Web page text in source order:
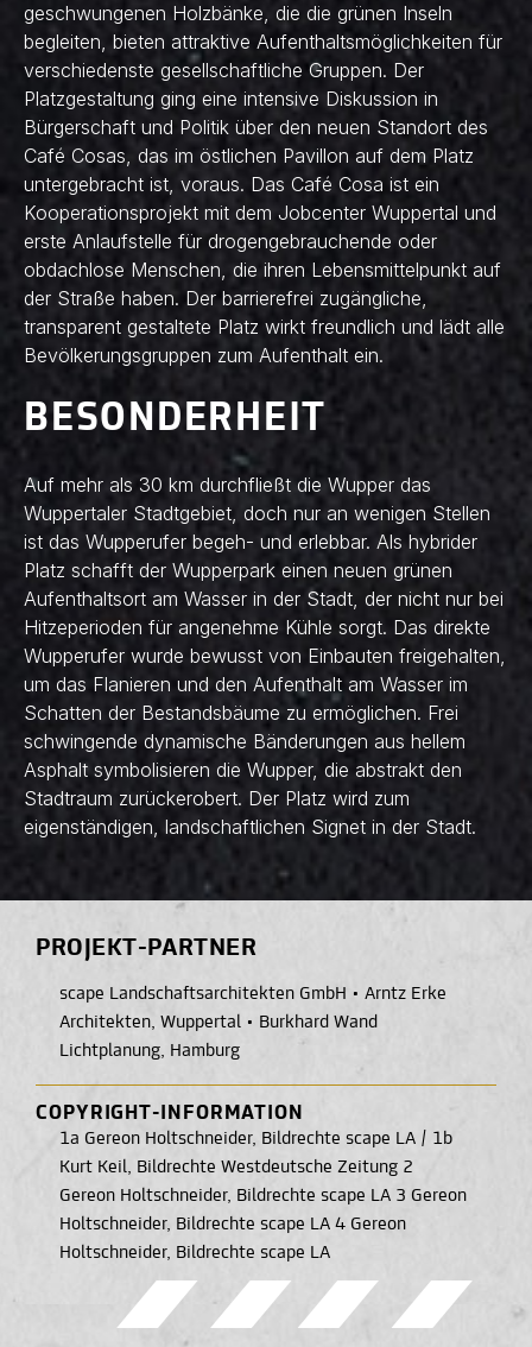
geschwungenen Holzbänke, die die grünen Inseln
begleiten, bieten attraktive Aufenthaltsmöglichkeiten für
verschiedenste gesellschaftliche Gruppen. Der
Platzgestaltung ging eine intensive Diskussion in
Bürgerschaft und Politik über den neuen Standort des
Café Cosas, das im östlichen Pavillon auf dem Platz
untergebracht ist, voraus. Das Café Cosa ist ein
Kooperationsprojekt mit dem Jobcenter Wuppertal und
erste Anlaufstelle für drogengebrauchende oder
obdachlose Menschen, die ihren Lebensmittelpunkt auf
der Straße haben. Der barrierefrei zugängliche,
transparent gestaltete Platz wirkt freundlich und lädt alle
Bevölkerungsgruppen zum Aufenthalt ein.
BESONDERHEIT
Auf mehr als 30 km durchfließt die Wupper das
Wuppertaler Stadtgebiet, doch nur an wenigen Stellen
ist das Wupperufer begeh- und erlebbar. Als hybrider
Platz schafft der Wupperpark einen neuen grünen
Aufenthaltsort am Wasser in der Stadt, der nicht nur bei
Hitzeperioden für angenehme Kühle sorgt. Das direkte
Wupperufer wurde bewusst von Einbauten freigehalten,
um das Flanieren und den Aufenthalt am Wasser im
Schatten der Bestandsbäume zu ermöglichen. Frei
schwingende dynamische Bänderungen aus hellem
Asphalt symbolisieren die Wupper, die abstrakt den
Stadtraum zurückerobert. Der Platz wird zum
eigenständigen, landschaftlichen Signet in der Stadt.
PROJEKT-PARTNER
scape Landschaftsarchitekten GmbH • Arntz Erke
Architekten, Wuppertal • Burkhard Wand
Lichtplanung, Hamburg
COPYRIGHT-INFORMATION
1a Gereon Holtschneider, Bildrechte scape LA / 1b
Kurt Keil, Bildrechte Westdeutsche Zeitung 2
Gereon Holtschneider, Bildrechte scape LA 3 Gereon
Holtschneider, Bildrechte scape LA 4 Gereon
Holtschneider, Bildrechte scape LA